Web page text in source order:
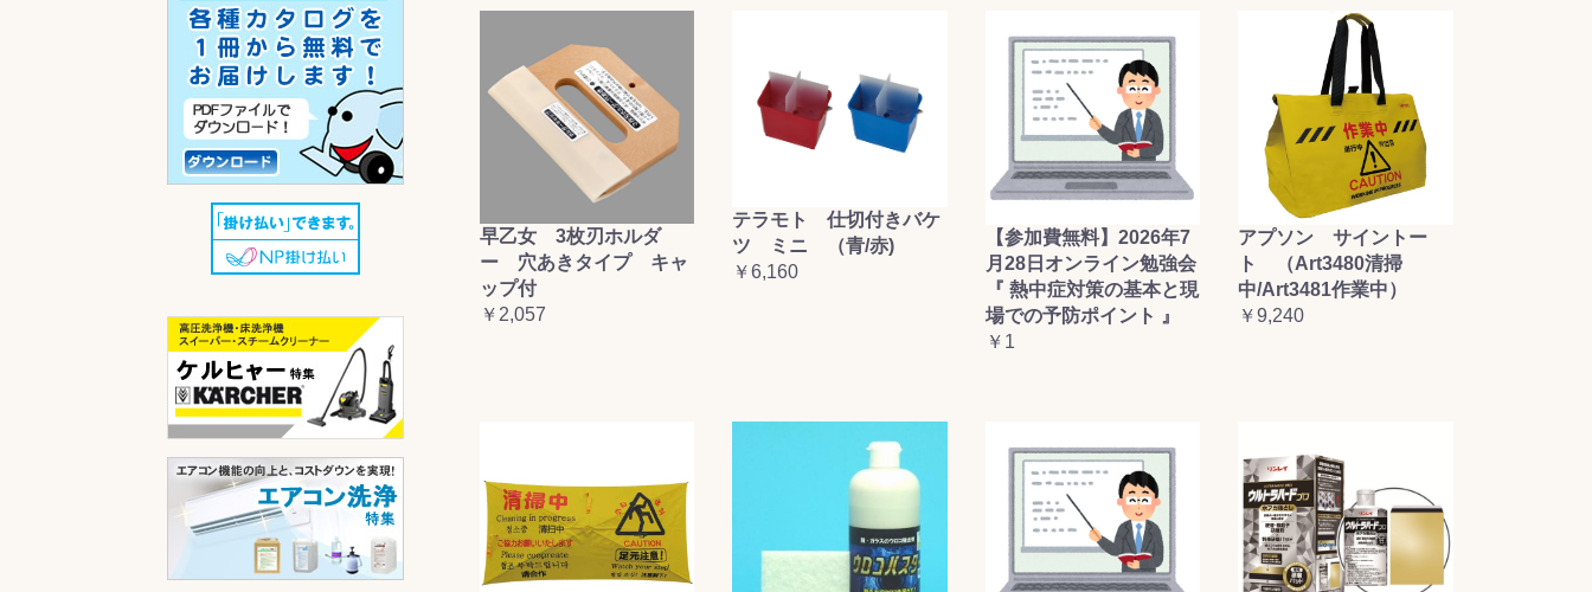
早乙女 3枚刃ホルダ
ー 穴あきタイプ キャ
ップ付
￥2,057
テラモト 仕切付きバケ
ツ ミニ （青/赤)
￥6,160
【参加費無料】2026年7
月28日オンライン勉強会
『 熱中症対策の基本と現
場での予防ポイント 』
￥1
アプソン サイントー
ト （Art3480清掃
中/Art3481作業中）
￥9,240